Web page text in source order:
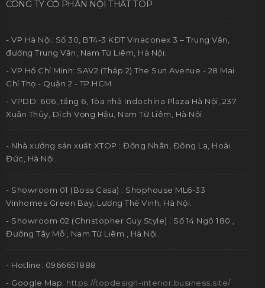
CÔNG TY CỔ PHẦN NỘI THẤT TOP
- VP Hà Nội: Số 30, BT4-3 KĐT Vinaconex 3 – Trung Văn,
đường Trung Văn, Nam Từ Liêm, Hà Nội.
- VP Hồ Chí Minh: SAV2 (Tháp 2) The Sun Avenue - 28 Mai
Chí Thọ - Quận 2 - TP.HCM
- VPDD: 606, tầng 6, Tòa nhà Indochina Plaza Hà Nội, 237
Xuân Thủy, Dịch Vọng Hậu, Nam Từ Liêm, Hà Nội.
- Nhà xưởng sản xuất XTOP : Đồng Nhân, Đông La, Hoài
Đức, Hà Nội.
- Showroom 01 (Boss Casa) : Shophouse ML6-33
Vinhomes Green Bay, Lương Thế Vinh, Hà Nội.
- Showroom 02 (Christopher Guy Style) : Số 14 Ngõ 180 ,
Đường Tây Mỗ , Nam Từ Liêm , Hà Nội.
- Hotline: 0966651888
- Google Map: https://topdesign-interior.business.site/